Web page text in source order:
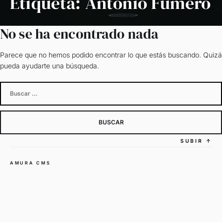
No se ha encontrado nada
Parece que no hemos podido encontrar lo que estás buscando. Quizá
pueda ayudarte una búsqueda.
SUBIR ↑
AMURA CMS